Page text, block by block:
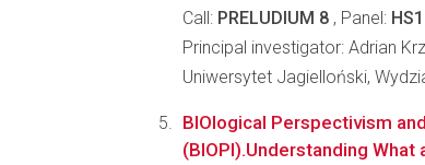
Call: PRELUDIUM 8 , Panel: HS1
Principal investigator: Adrian
Uniwersytet Jagielloński,
BIOlogical Perspectivism
(BIOPI).Understanding